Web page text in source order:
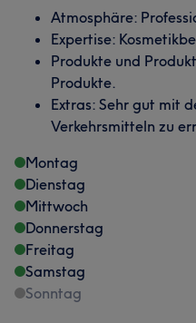
Atmosphäre:
Expertise:
Produkte und
Produkte.
Extras: Sehr gut mit
Verkehrsmitteln zu
Montag
Dienstag
Mittwoch
Donnerstag
Freitag
Samstag
Sonntag